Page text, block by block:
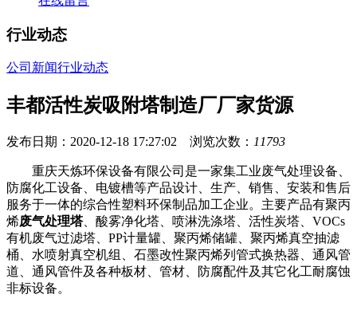
行业动态
公司新闻行业动态
丰都活性炭吸附塔制造厂厂家货源
发布日期：2020-12-18 17:27:02 浏览次数： 11793
重庆天炼环保设备有限公司是一家集工业废气处理设备、
防腐化工设备、电镀槽等产品设计、生产、销售、安装和售后
服务于一体的综合性塑料环保制品加工企业。主要产品有聚丙
烯废气处理塔、酸雾净化塔、喷淋洗涤塔、活性炭塔、VOCs
有机废气过滤塔、PP计量罐、聚丙烯储罐、聚丙烯真空抽滤
桶、水喷射真空机组、石墨改性聚丙烯列管式换热器、通风管
道、通风管件及各种板材、管材、防腐配件及其它化工耐腐蚀
非标设备。